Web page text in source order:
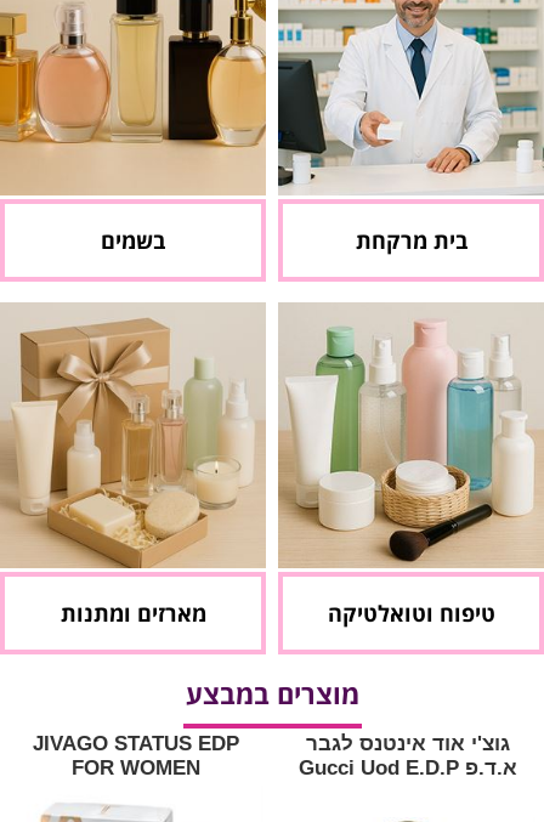
בית מרקחת בשמים
טיפוח וטואלטיקה מארזים ומתנות
מוצרים במבצע
גוצ'י אוד אינטנס לגבר
א.ד.פ Gucci Uod E.D.P
JIVAGO STATUS EDP
FOR WOMEN